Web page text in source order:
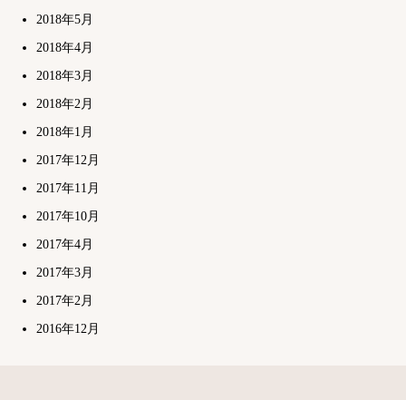
2018年5月
2018年4月
2018年3月
2018年2月
2018年1月
2017年12月
2017年11月
2017年10月
2017年4月
2017年3月
2017年2月
2016年12月